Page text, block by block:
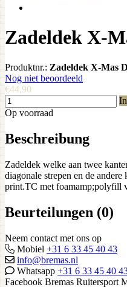
Zadeldek X-
Produktnr.: Zadeldek X-Mas
Nog niet beoordeeld
€44,90
Op voorraad
Beschreibung
Zadeldek welke aan twee
diagonale strepen en de
print.TC met
Beurteilungen (0)
Neem contact met ons op
Mobiel +31 6 33 45 40 43
info@bremas.nl
Whatsapp +31 6 33 45 40
Facebook Bremas Ruitersport